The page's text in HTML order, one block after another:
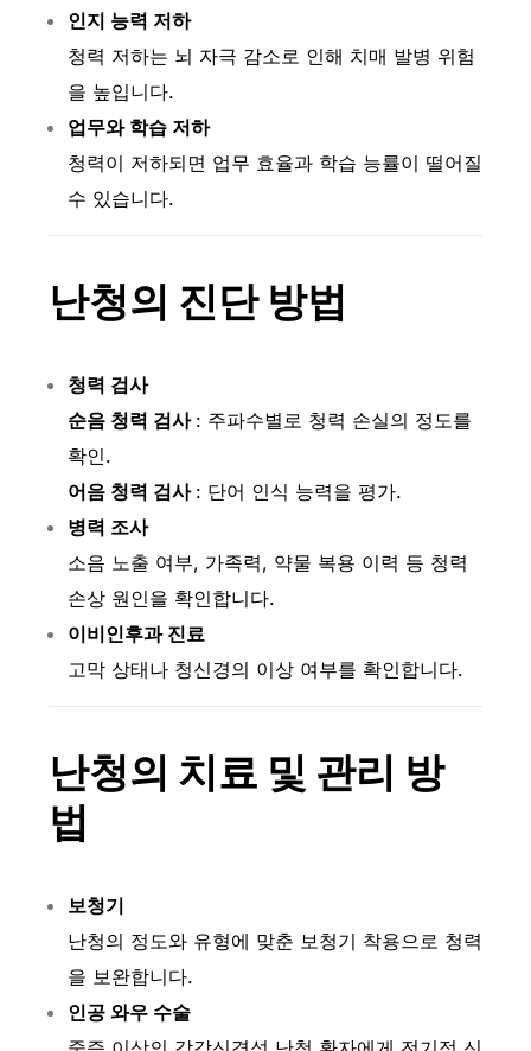
인지 능력 저하
청력 저하는 뇌 자극 감소로 인해 치매 발병 위험
을 높입니다.
업무와 학습 저하
청력이 저하되면 업무 효율과 학습 능률이 떨어질
수 있습니다.
난청의 진단 방법
청력 검사
순음 청력 검사 : 주파수별로 청력 손실의 정도를
확인.
어음 청력 검사 : 단어 인식 능력을 평가.
병력 조사
소음 노출 여부, 가족력, 약물 복용 이력 등 청력
손상 원인을 확인합니다.
이비인후과 진료
고막 상태나 청신경의 이상 여부를 확인합니다.
난청의 치료 및 관리 방
법
보청기
난청의 정도와 유형에 맞춘 보청기 착용으로 청력
을 보완합니다.
인공 와우 수술